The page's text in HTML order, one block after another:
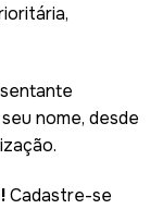
nome, desde
Cadastre-se